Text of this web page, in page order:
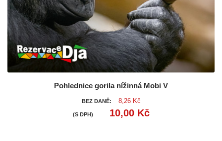
Pohlednice gorila nížinná Mobi V
BEZ DANĚ: 8,26 Kč
(S DPH) 10,00 Kč